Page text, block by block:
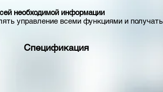
необходимой информации
управление всеми функциями и
Спецификация